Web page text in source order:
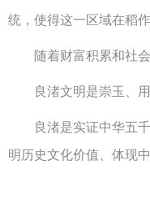
统，使得这一区域在稻
随着财富积累和社会
良渚文明是崇玉、用
良渚是实证中华五千
明历史文化价值、体现